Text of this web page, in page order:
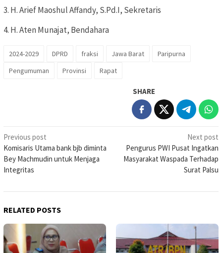
3. H. Arief Maoshul Affandy, S.Pd.I, Sekretaris
4. H. Aten Munajat, Bendahara
2024-2029 DPRD fraksi Jawa Barat
Paripurna
Pengumuman
Provinsi Rapat
SHARE
Post
navigation
Previous post
Komisaris Utama bank bjb diminta
Bey Machmudin untuk Menjaga
Integritas
Next post
Pengurus PWI Pusat Ingatkan
Masyarakat Waspada Terhadap
Surat Palsu
RELATED POSTS